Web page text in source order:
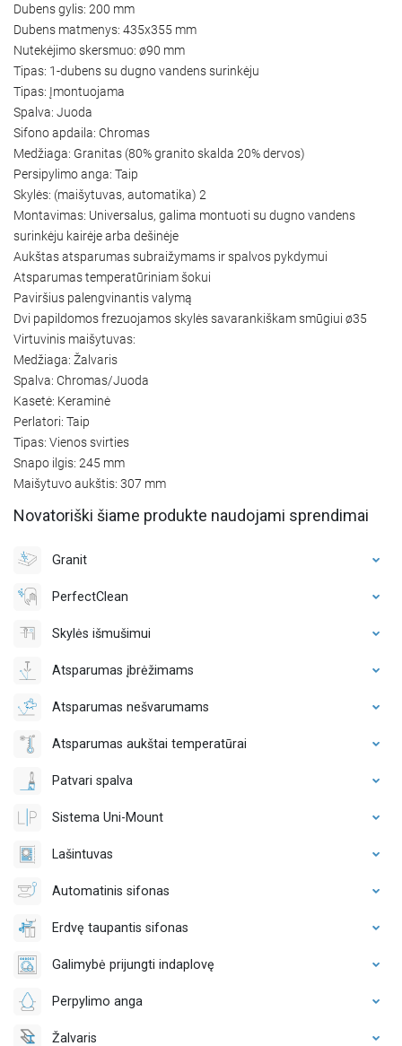
Dubens gylis: 200 mm
Dubens matmenys: 435x355 mm
Nutekėjimo skersmuo: ø90 mm
Tipas: 1-dubens su dugno vandens surinkėju
Tipas: Įmontuojama
Spalva: Juoda
Sifono apdaila: Chromas
Medžiaga: Granitas (80% granito skalda 20% dervos)
Persipylimo anga: Taip
Skylės: (maišytuvas, automatika) 2
Montavimas: Universalus, galima montuoti su dugno vandens
surinkėju kairėje arba dešinėje
Aukštas atsparumas subraižymams ir spalvos pykdymui
Atsparumas temperatūriniam šokui
Paviršius palengvinantis valymą
Dvi papildomos frezuojamos skylės savarankiškam smūgiui ø35
Virtuvinis maišytuvas:
Medžiaga: Žalvaris
Spalva: Chromas/Juoda
Kasetė: Keraminė
Perlatori: Taip
Tipas: Vienos svirties
Snapo ilgis: 245 mm
Maišytuvo aukštis: 307 mm
Novatoriški šiame produkte naudojami sprendimai
Granit
PerfectClean
Skylės išmušimui
Atsparumas įbrėžimams
Atsparumas nešvarumams
Atsparumas aukštai temperatūrai
Patvari spalva
Sistema Uni-Mount
Lašintuvas
Automatinis sifonas
Erdvę taupantis sifonas
Galimybė prijungti indaplovę
Perpylimo anga
Žalvaris